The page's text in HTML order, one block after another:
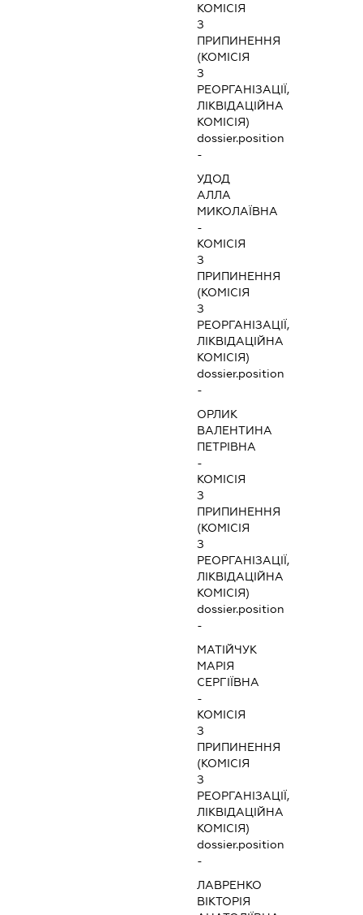
КОМІСІЯ
З
ПРИПИНЕННЯ
(КОМІСІЯ
З
РЕОРГАНІЗАЦІЇ,
ЛІКВІДАЦІЙНА
КОМІСІЯ)
dossier.position
-
УДОД
АЛЛА
МИКОЛАЇВНА
-
КОМІСІЯ
З
ПРИПИНЕННЯ
(КОМІСІЯ
З
РЕОРГАНІЗАЦІЇ,
ЛІКВІДАЦІЙНА
КОМІСІЯ)
dossier.position
-
ОРЛИК
ВАЛЕНТИНА
ПЕТРІВНА
-
КОМІСІЯ
З
ПРИПИНЕННЯ
(КОМІСІЯ
З
РЕОРГАНІЗАЦІЇ,
ЛІКВІДАЦІЙНА
КОМІСІЯ)
dossier.position
-
МАТІЙЧУК
МАРІЯ
СЕРГІЇВНА
-
КОМІСІЯ
З
ПРИПИНЕННЯ
(КОМІСІЯ
З
РЕОРГАНІЗАЦІЇ,
ЛІКВІДАЦІЙНА
КОМІСІЯ)
dossier.position
-
ЛАВРЕНКО
ВІКТОРІЯ